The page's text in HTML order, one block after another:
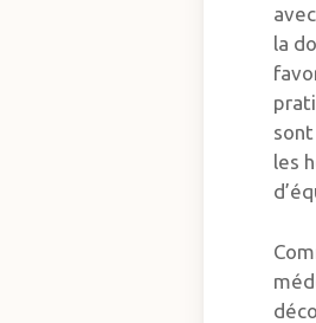
la
les